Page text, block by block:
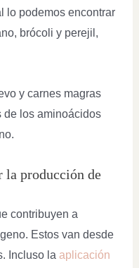
lo podemos encontrar
brócoli y perejil,
y carnes magras
de los aminoácidos
la producción de
contribuyen a
Estos van desde
Incluso la aplicación